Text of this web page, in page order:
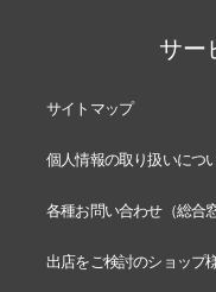
サー
サイトマップ
個人情報の取り扱いにつ
各種お問い合わせ（総合
出店をご検討のショップ